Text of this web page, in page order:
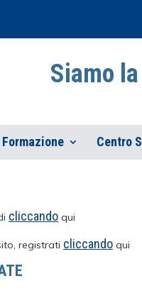
Siamo
Centro
cliccando qui
registrati cliccando qui